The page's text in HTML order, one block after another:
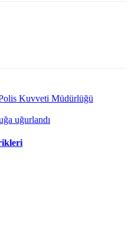
Kuvveti Müdürlüğü
uğurlandı